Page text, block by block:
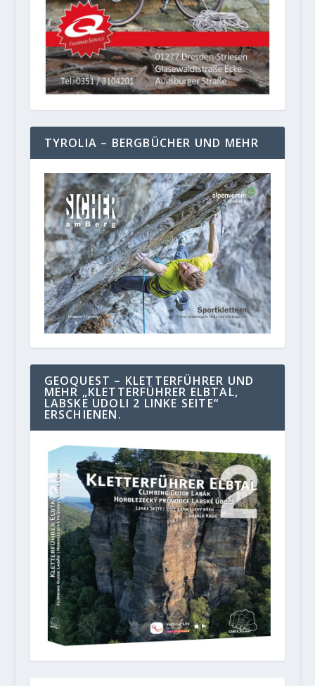
TYROLIA – BERGBÜCHER UND MEHR
GEOQUEST – KLETTERFÜHRER UND
MEHR „KLETTERFÜHRER ELBTAL,
LABSKE UDOLI 2 LINKE SEITE“
ERSCHIENEN.